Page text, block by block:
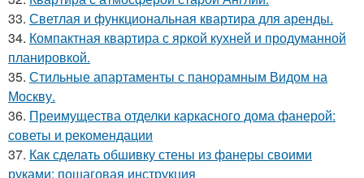
33. Светлая и функциональная квартира для аренды.
34. Компактная квартира с яркой кухней и продуманной
планировкой.
35. Стильные апартаменты с панорамным Видом на
Москву.
36. Преимущества отделки каркасного дома фанерой:
советы и рекомендации
37. Как сделать обшивку стены из фанеры своими
руками: пошаговая инструкция